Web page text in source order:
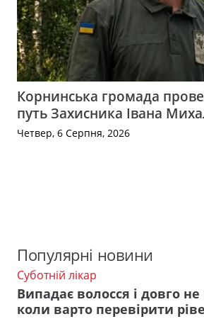
Корнинська громада
путь Захисника Івана
Четвер, 6 Серпня, 2026
Популярні новини
Суботній лікар
Випадає волосся і довго
коли варто перевірити